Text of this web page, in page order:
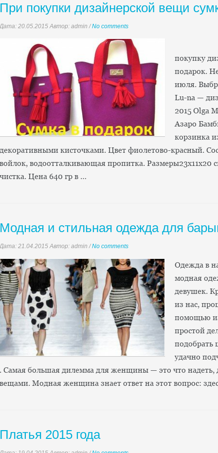
При покупки дизайнерской вещи
Дата: 20.05.2015 Автор: admin /No comments
покупку
подарок.
июля.
Lu-na —
2015 Olga
Азаро
корзинка
декоративными кисточками. Цвет фиолетово-красный.
войлок, водоотталкивающая пропитка. Размеры23х11х20
чистка. Цена 640 гр в …
Модная и стильная одежда для
Дата: 21.04.2015 Автор: admin /No comments
Одежда в
модная
девушек.
из нас,
помощью
простой
подобрать
удачно
. Самая большая дилемма для женщины — это что
вещами. Модная женщина знает ответ на этот вопрос:
Платья 2015 года